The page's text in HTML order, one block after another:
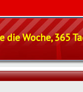
die Woche, 365